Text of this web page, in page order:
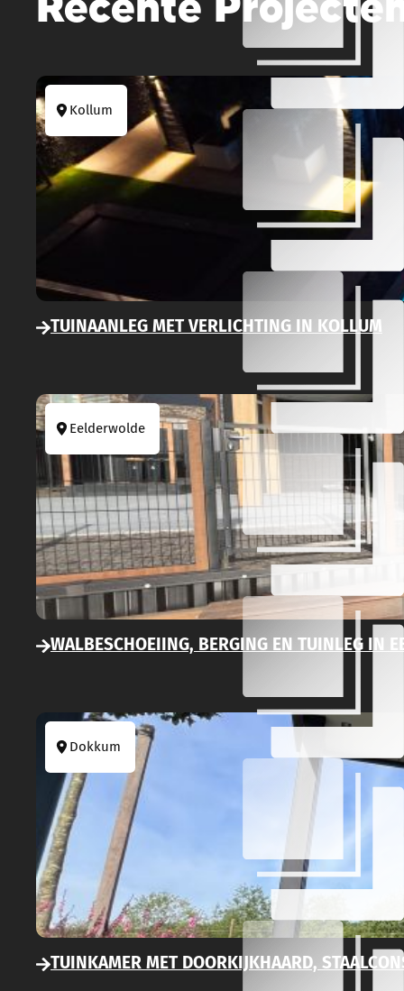
Kollum
TUINAANLEG MET VERLICHTING IN KOLLUM
Eelderwolde
WALBESCHOEIING, BERGING EN TUINLEG IN
Dokkum
TUINKAMER MET DOORKIJKHAARD,